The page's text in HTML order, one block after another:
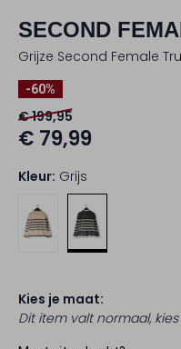
SECOND
Grijze Second Female
-60%
€ 199,95
€ 79,99
Kleur: Grijs
Kies je maat:
Dit item valt normaal,